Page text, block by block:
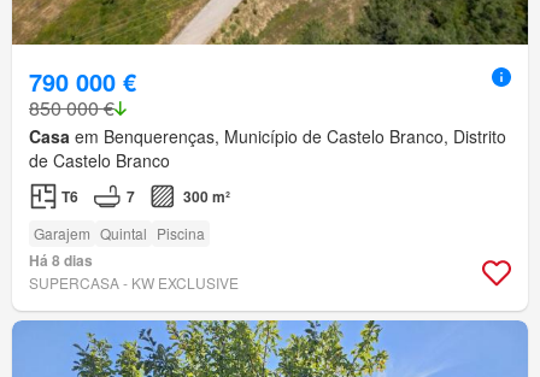
790 000 €
850 000 €
Casa em Benquerenças, Município de Castelo Branco, Distrito
de Castelo Branco
T6 7 300 m²
Garajem Quintal Piscina
Há 8 dias
SUPERCASA - KW EXCLUSIVE